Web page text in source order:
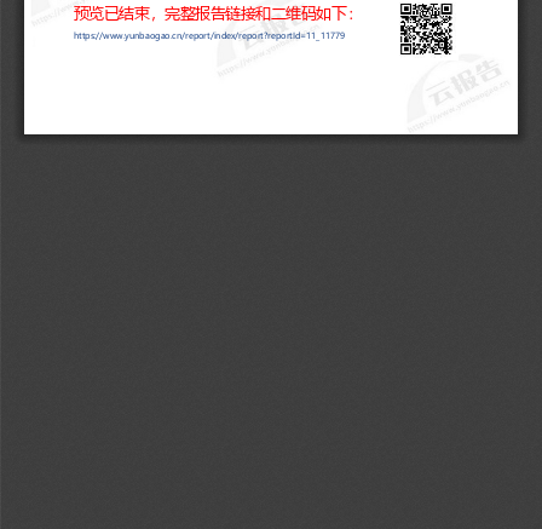
债券，发行金额分别为 60 亿元、30 亿元和 30
亿元，发行价格分
元和 期债券缴款日
预览已结束，完整报告链接和二维码如下：
https://www.yunbaogao.cn/report/index/report?reportId=11_11779